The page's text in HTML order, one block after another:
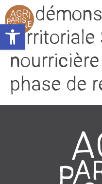
Ouvrir la barre d’outils
principal
Le
territoriale
phase de